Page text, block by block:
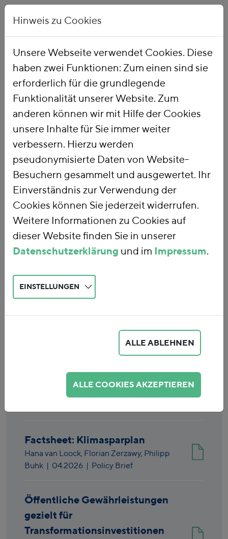
Startseite Publikationen
PUBLIKATIONSSUCHE
Blick in den Rückspiegel
Matthias Runkel,
Factsheet: Klimasparplan
Hana van Loock, Florian Zerzawy, Philipp
Buhk | 04.2026 | Policy Brief
Öffentliche Gewährleistungen
gezielt für
Transformationsinvestitionen
Hinweis zu Cookies
Unsere Webseite verwendet Cookies. Diese
haben zwei Funktionen: Zum einen sind sie
erforderlich für die grundlegende
Funktionalität unserer Website. Zum
anderen können wir mit Hilfe der Cookies
unsere Inhalte für Sie immer weiter
verbessern. Hierzu werden
pseudonymisierte Daten von Website-
Besuchern gesammelt und ausgewertet. Ihr
Einverständnis zur Verwendung der
Cookies können Sie jederzeit widerrufen.
Weitere Informationen zu Cookies auf
dieser Website finden Sie in unserer
Datenschutzerklärung und im Impressum.
EINSTELLUNGEN
ALLE ABLEHNEN
ALLE COOKIES AKZEPTIEREN